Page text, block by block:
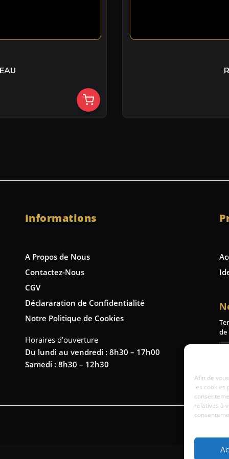
Afin de
les cookies
relatives à
Informations
A Propos de Nous
Contactez-Nous
CGV
Déclararation de Confidentialité
Notre Politique de Cookies
Horaires d’ouverture
Du lundi au vendredi : 8h30 – 17h00
Samedi : 8h30 – 12h30
de